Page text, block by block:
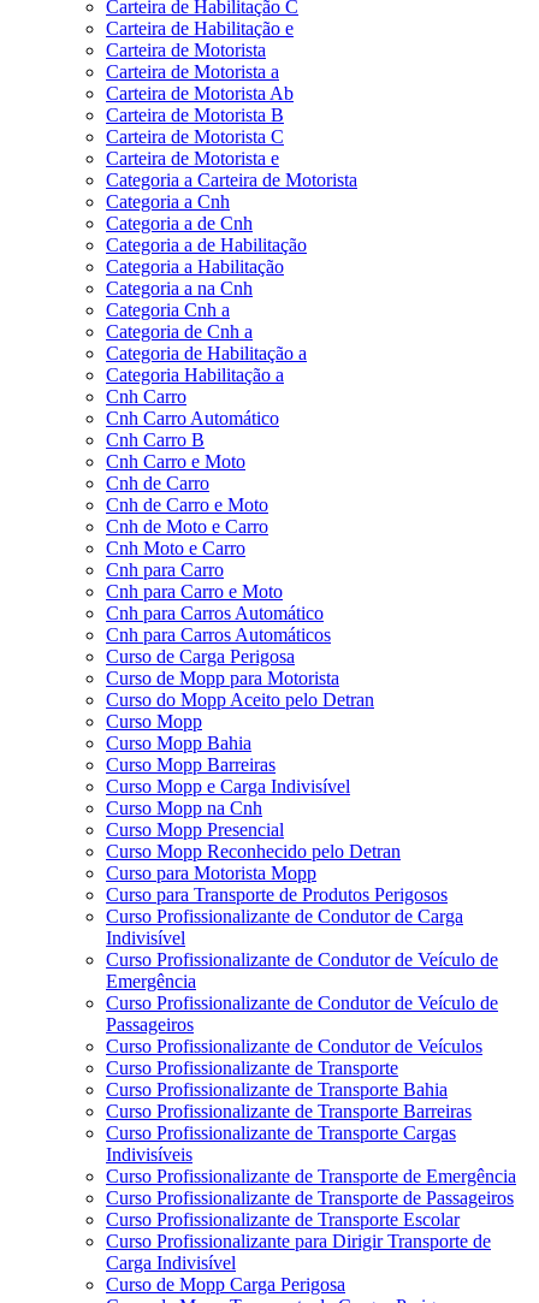
Carteira de Habilitação C
Carteira de Habilitação e
Carteira de Motorista
Carteira de Motorista a
Carteira de Motorista Ab
Carteira de Motorista B
Carteira de Motorista C
Carteira de Motorista e
Categoria a Carteira de Motorista
Categoria a Cnh
Categoria a de Cnh
Categoria a de Habilitação
Categoria a Habilitação
Categoria a na Cnh
Categoria Cnh a
Categoria de Cnh a
Categoria de Habilitação a
Categoria Habilitação a
Cnh Carro
Cnh Carro Automático
Cnh Carro B
Cnh Carro e Moto
Cnh de Carro
Cnh de Carro e Moto
Cnh de Moto e Carro
Cnh Moto e Carro
Cnh para Carro
Cnh para Carro e Moto
Cnh para Carros Automático
Cnh para Carros Automáticos
Curso de Carga Perigosa
Curso de Mopp para Motorista
Curso do Mopp Aceito pelo Detran
Curso Mopp
Curso Mopp Bahia
Curso Mopp Barreiras
Curso Mopp e Carga Indivisível
Curso Mopp na Cnh
Curso Mopp Presencial
Curso Mopp Reconhecido pelo Detran
Curso para Motorista Mopp
Curso para Transporte de Produtos Perigosos
Curso Profissionalizante de Condutor de Carga
Indivisível
Curso Profissionalizante de Condutor de Veículo de
Emergência
Curso Profissionalizante de Condutor de Veículo de
Passageiros
Curso Profissionalizante de Condutor de Veículos
Curso Profissionalizante de Transporte
Curso Profissionalizante de Transporte Bahia
Curso Profissionalizante de Transporte Barreiras
Curso Profissionalizante de Transporte Cargas
Indivisíveis
Curso Profissionalizante de Transporte de Emergência
Curso Profissionalizante de Transporte de Passageiros
Curso Profissionalizante de Transporte Escolar
Curso Profissionalizante para Dirigir Transporte de
Carga Indivisível
Curso de Mopp Carga Perigosa